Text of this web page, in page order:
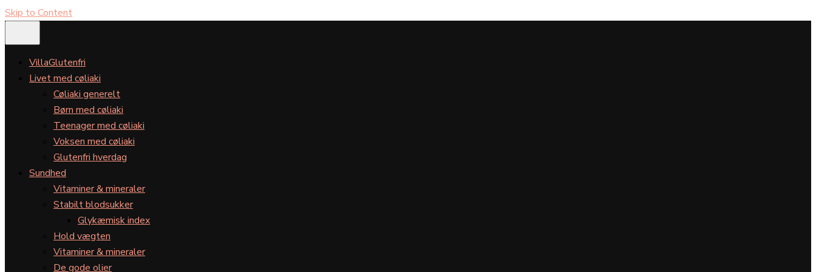
Skip to Content
VillaGlutenfri
Livet med cøliaki
Cøliaki generelt
Børn med cøliaki
Teenager med cøliaki
Voksen med cøliaki
Glutenfri hverdag
Sundhed
Vitaminer & mineraler
Stabilt blodsukker
Glykæmisk index
Hold vægten
Vitaminer & mineraler
De gode olier